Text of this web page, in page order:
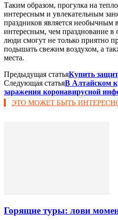
Таким образом, прогулка на
интересным и увлекательным
праздников является необычным
интересным, чем празднование в
люди смогут не только приятно
подышать свежим воздухом, а
места.
Предыдущая статьяКупить
Следующая статьяВ Алтайском
заражения коронавирусной
ЭТО МОЖЕТ БЫТЬ
Горящие туры: лови